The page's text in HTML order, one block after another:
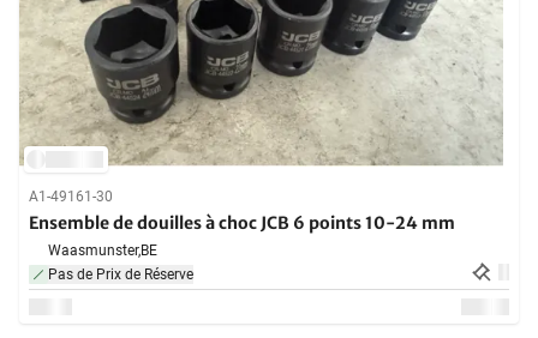
A1-49161-30
Ensemble de douilles à choc JCB 6 points 10-24 mm
Waasmunster,BE
Pas de Prix de Réserve